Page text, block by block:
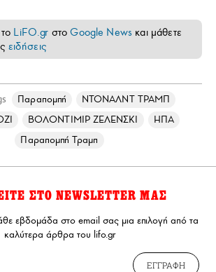
LiFO.gr στοGoogle News και μάθετε
ειδήσεις
Παραπομπή
ΝΤΟΝΑΛΝΤ ΤΡΑΜΠ
ΒΟΛΟΝΤΙΜΙΡ ΖΕΛΕΝΣΚΙ
ΗΠΑ
Παραπομπή Τραμπ
ΣΤΟ NEWSLETTER ΜΑΣ
εβδομάδα στο email σας μια επιλογή από τα
καλύτερα άρθρα του lifo.gr
ΕΓΓΡΑΦΗ